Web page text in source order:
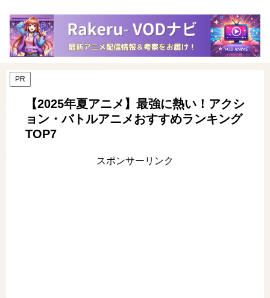
PR
【2025年夏アニメ】最強に熱い！アクシ
ョン・バトルアニメおすすめランキング
TOP7
スポンサーリンク